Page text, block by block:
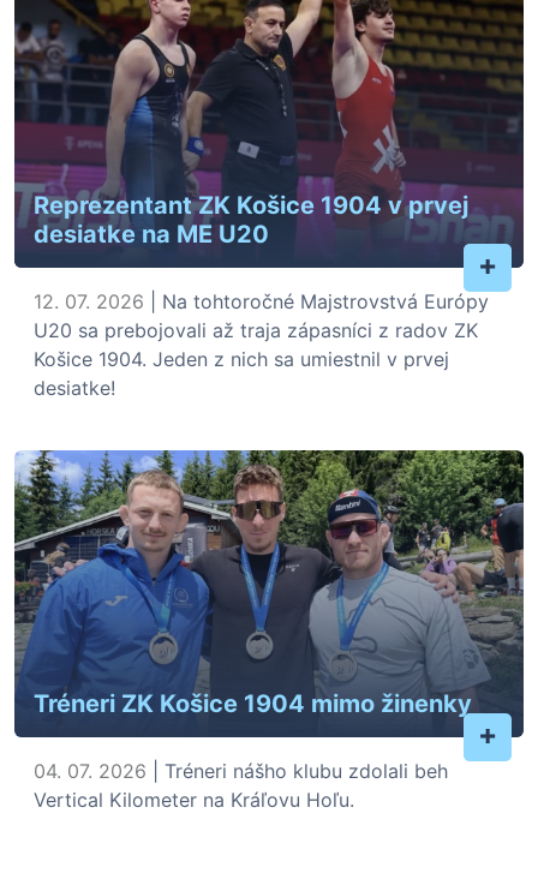
Reprezentant ZK Košice 1904 v prvej
desiatke na ME U20
+
12. 07. 2026 | Na tohtoročné Majstrovstvá Európy
U20 sa prebojovali až traja zápasníci z radov ZK
Košice 1904. Jeden z nich sa umiestnil v prvej
desiatke!
Tréneri ZK Košice 1904 mimo žinenky
+
04. 07. 2026 | Tréneri nášho klubu zdolali beh
Vertical Kilometer na Kráľovu Hoľu.